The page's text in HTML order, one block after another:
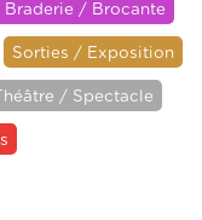
Braderie / Brocante
Sorties / Exposition
Théâtre / Spectacle